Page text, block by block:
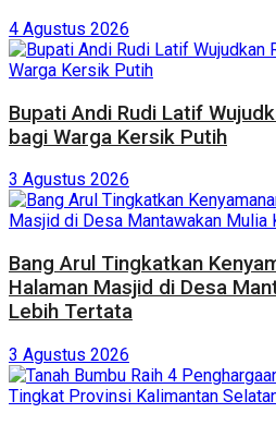
4 Agustus 2026
Bupati Andi Rudi Latif
bagi Warga Kersik Putih
3 Agustus 2026
Bang Arul Tingkatkan
Halaman Masjid di Desa
Lebih Tertata
3 Agustus 2026